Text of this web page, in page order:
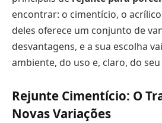
encontrar: o cimentício, o
deles oferece um conjunto de
desvantagens, e a sua escolha
ambiente, do uso e, claro, do
Rejunte Cimentício: O
Novas Variações